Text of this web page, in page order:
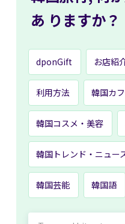
あ りますか？
dponGift お店紹
利用方法 韓国カ
韓国コスメ・美容
韓国トレンド・ニュー
韓国芸能 韓国語